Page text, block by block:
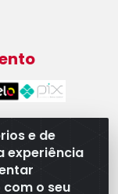
e de
experiência
o seu
- CNPJ
- Parque
74375-660